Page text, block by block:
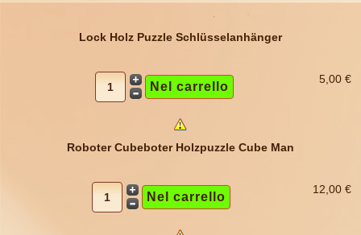
Lock Holz Puzzle Schlüsselanhänger
5,00 €
Roboter Cubeboter Holzpuzzle Cube Man
12,00 €